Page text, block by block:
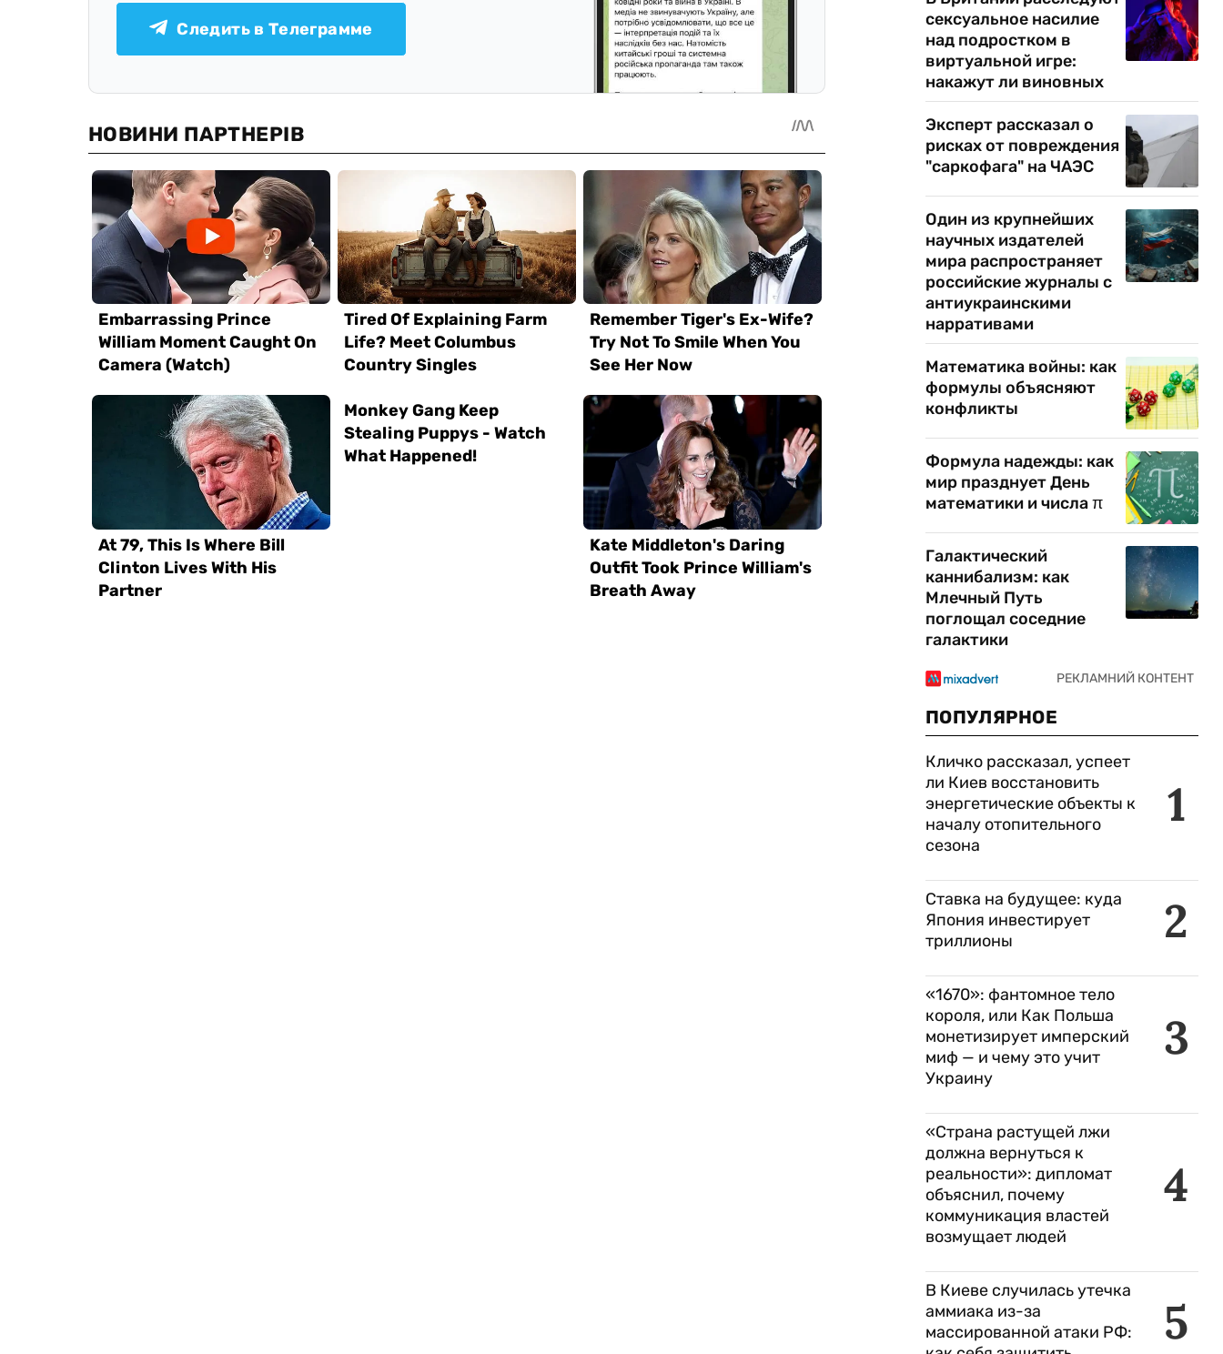
Следить в Телеграмме
сексуальное насилие
над подростком в
виртуальной игре:
накажут ли виновных
Эксперт рассказал о
рисках от повреждения
"саркофага" на ЧАЭС
Один из крупнейших
научных издателей
мира распространяет
российские журналы с
антиукраинскими
нарративами
Математика войны: как
формулы объясняют
конфликты
Формула надежды: как
мир празднует День
математики и числа π
Галактический
каннибализм: как
Млечный Путь
поглощал соседние
галактики
ПОПУЛЯРНОЕ
1
Кличко рассказал, успеет
ли Киев восстановить
энергетические объекты к
началу отопительного
сезона
2
Ставка на будущее: куда
Япония инвестирует
триллионы
3
«1670»: фантомное тело
короля, или Как Польша
монетизирует имперский
миф — и чему это учит
Украину
4
«Страна растущей лжи
должна вернуться к
реальности»: дипломат
объяснил, почему
коммуникация властей
возмущает людей
5
В Киеве случилась утечка
аммиака из-за
массированной атаки РФ: